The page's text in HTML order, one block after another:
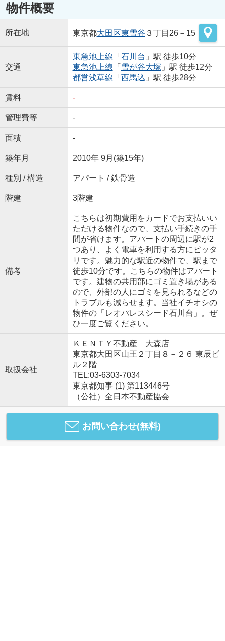
物件概要
所在地 東京都大田区東雪谷 ３丁目26－15
交通
東急池上線 「 石川台 」駅 徒歩10分
東急池上線 「 雪が谷大塚 」駅 徒歩12分
都営浅草線 「 西馬込 」駅 徒歩28分
賃料 -
管理費等 -
面積 -
築年月 2010年 9月(築15年)
種別 / 構造 アパート / 鉄骨造
階建 3階建
備考
こちらは初期費用をカードでお支払いい
ただける物件なので、支払い手続きの手
間が省けます。アパートの周辺に駅が2
つあり、よく電車を利用する方にピッタ
リです。魅力的な駅近の物件で、駅まで
徒歩10分です。こちらの物件はアパート
です。建物の共用部にゴミ置き場がある
ので、外部の人にゴミを見られるなどの
トラブルも減らせます。当社イチオシの
物件の「レオパレスシード石川台」。ぜ
ひ一度ご覧ください。
取扱会社
ＫＥＮＴＹ不動産 大森店
東京都大田区山王２丁目８－２６ 東辰ビ
ル２階
TEL:03-6303-7034
東京都知事 (1) 第113446号
（公社）全日本不動産協会
お問い合わせ(無料)